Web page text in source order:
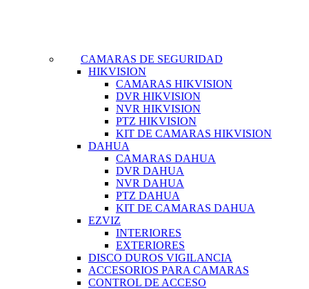
CAMARAS DE SEGURIDAD
HIKVISION
CAMARAS HIKVISION
DVR HIKVISION
NVR HIKVISION
PTZ HIKVISION
KIT DE CAMARAS HIKVISION
DAHUA
CAMARAS DAHUA
DVR DAHUA
NVR DAHUA
PTZ DAHUA
KIT DE CAMARAS DAHUA
EZVIZ
INTERIORES
EXTERIORES
DISCO DUROS VIGILANCIA
ACCESORIOS PARA CAMARAS
CONTROL DE ACCESO